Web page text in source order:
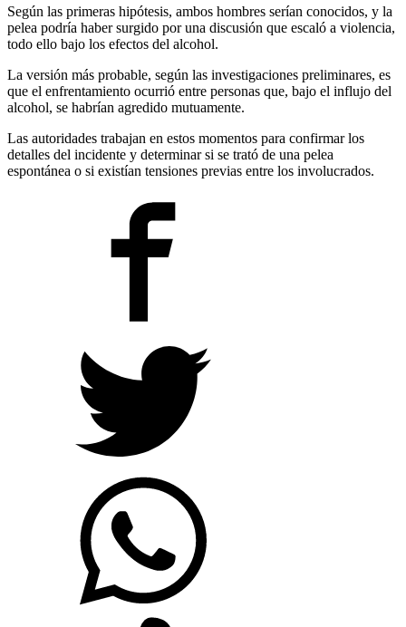
Según las primeras hipótesis, ambos hombres serían conocidos, y la
pelea podría haber surgido por una discusión que escaló a violencia,
todo ello bajo los efectos del alcohol.
La versión más probable, según las investigaciones preliminares, es
que el enfrentamiento ocurrió entre personas que, bajo el influjo del
alcohol, se habrían agredido mutuamente.
Las autoridades trabajan en estos momentos para confirmar los
detalles del incidente y determinar si se trató de una pelea
espontánea o si existían tensiones previas entre los involucrados.